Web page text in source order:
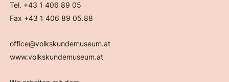
Tel. +43 1 406 89 05
Fax +43 1 406 89 05.88
office@volkskundemuseum.at
www.volkskundemuseum.at